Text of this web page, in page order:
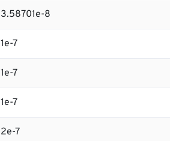
3.58701e-8
1e-7
1e-7
1e-7
2e-7